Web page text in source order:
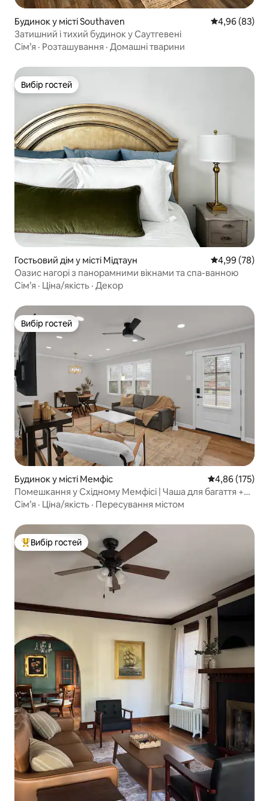
Будинок у місті Southaven Середня
4,96 (83)
Затишний і тихий будинок у Саутгевені
Сім’я · Розташування · Домашні тварини
Вибір гостей
Вибір гостей
Гостьовий дім у місті Мідтаун Середня
4,99 (78)
Оазис нагорі з панорамними вікнами та спа-ванною
Сім’я · Ціна/якість · Декор
Вибір гостей
Вибір гостей
Будинок у місті Мемфіс Середня
4,86 (175)
Помешкання у Східному Мемфісі | Чаша для багаття +
двір | Можна з домашніми тваринами
Сім’я · Ціна/якість · Пересування містом
Топ вибір гостей
Вибір гостей